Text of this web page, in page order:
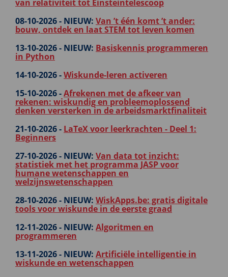
van relativiteit tot Einsteintelescoop
08-10-2026 - NIEUW: Van ’t één komt ’t ander:
bouw, ontdek en laat STEM tot leven komen
13-10-2026 - NIEUW: Basiskennis programmeren
in Python
14-10-2026 -Wiskunde-leren activeren
15-10-2026 -Afrekenen met de afkeer van
rekenen: wiskundig en probleemoplossend
denken versterken in de arbeidsmarktfinaliteit
21-10-2026 - LaTeX voor leerkrachten - Deel 1:
Beginners
27-10-2026 - NIEUW: Van data tot inzicht:
statistiek met het programma JASP voor
humane wetenschappen en
welzijnswetenschappen
28-10-2026 - NIEUW: WiskApps.be: gratis digitale
tools voor wiskunde in de eerste graad
12-11-2026 - NIEUW: Algoritmen en
programmeren
13-11-2026 - NIEUW: Artificiële intelligentie in
wiskunde en wetenschappen